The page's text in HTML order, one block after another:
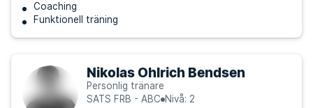
Coaching
Funktionell träning
Nikolas Ohlrich Bendsen
Personlig tränare
SATS FRB - ABC Nivå: 2